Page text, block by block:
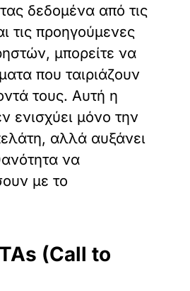
δεδομένα από τις
τις προηγούμενες
μπορείτε να
που ταιριάζουν
τους. Αυτή η
ενισχύει μόνο την
αλλά αυξάνει
να
με το
(Call to